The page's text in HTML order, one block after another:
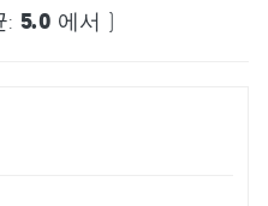
: 5.0 에서 )